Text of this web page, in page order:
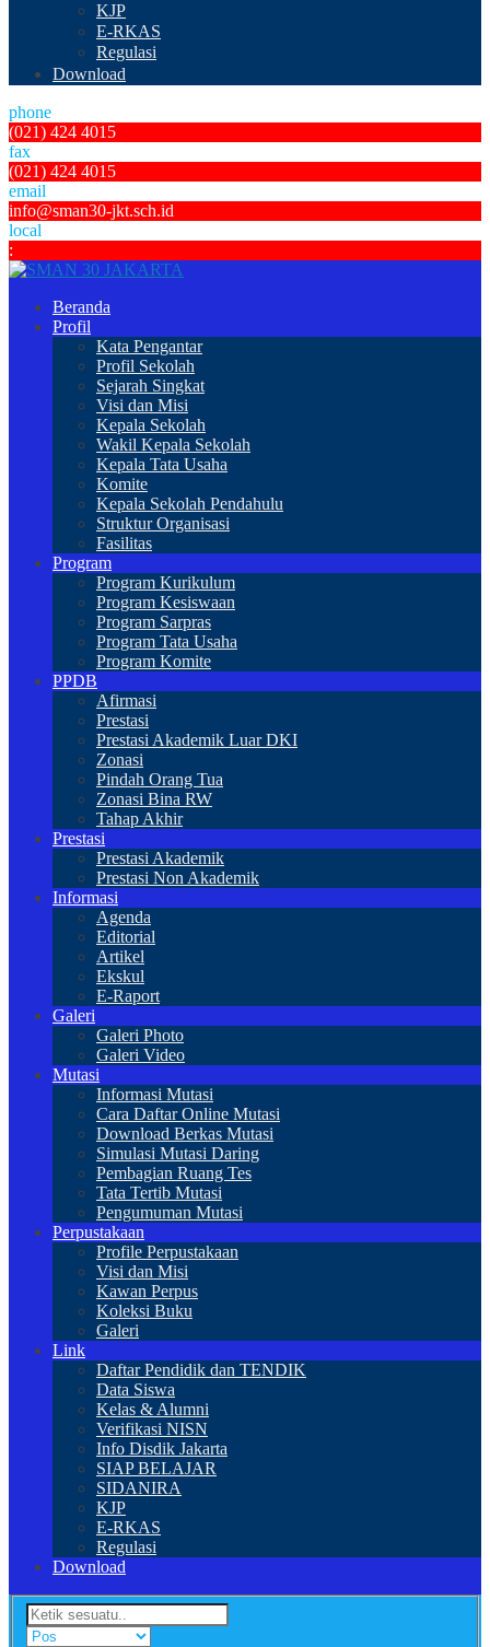
KJP
E-RKAS
Regulasi
Download
phone
(021) 424 4015
fax
(021) 424 4015
email
info@sman30-jkt.sch.id
local
:
Beranda
Profil
Kata Pengantar
Profil Sekolah
Sejarah Singkat
Visi dan Misi
Kepala Sekolah
Wakil Kepala Sekolah
Kepala Tata Usaha
Komite
Kepala Sekolah Pendahulu
Struktur Organisasi
Fasilitas
Program
Program Kurikulum
Program Kesiswaan
Program Sarpras
Program Tata Usaha
Program Komite
PPDB
Afirmasi
Prestasi
Prestasi Akademik Luar DKI
Zonasi
Pindah Orang Tua
Zonasi Bina RW
Tahap Akhir
Prestasi
Prestasi Akademik
Prestasi Non Akademik
Informasi
Agenda
Editorial
Artikel
Ekskul
E-Raport
Galeri
Galeri Photo
Galeri Video
Mutasi
Informasi Mutasi
Cara Daftar Online Mutasi
Download Berkas Mutasi
Simulasi Mutasi Daring
Pembagian Ruang Tes
Tata Tertib Mutasi
Pengumuman Mutasi
Perpustakaan
Profile Perpustakaan
Visi dan Misi
Kawan Perpus
Koleksi Buku
Galeri
Link
Daftar Pendidik dan TENDIK
Data Siswa
Kelas & Alumni
Verifikasi NISN
Info Disdik Jakarta
SIAP BELAJAR
SIDANIRA
KJP
E-RKAS
Regulasi
Download